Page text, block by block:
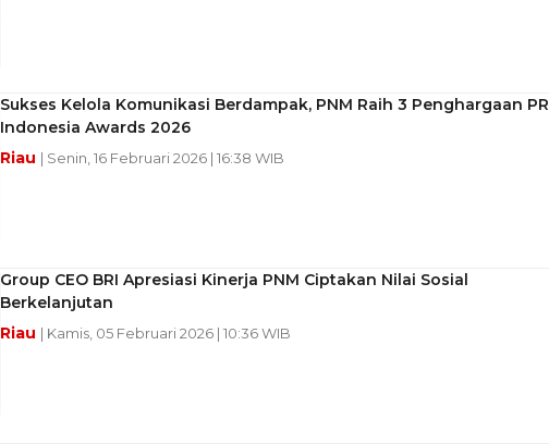
Sukses Kelola Komunikasi Berdampak, PNM Raih 3 Penghargaan PR
Indonesia Awards 2026
Riau | Senin, 16 Februari 2026 | 16:38 WIB
Group CEO BRI Apresiasi Kinerja PNM Ciptakan Nilai Sosial
Berkelanjutan
Riau | Kamis, 05 Februari 2026 | 10:36 WIB